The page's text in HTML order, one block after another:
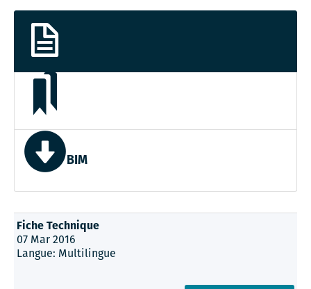
BIM
Fiche Technique
07 Mar 2016
Langue: Multilingue